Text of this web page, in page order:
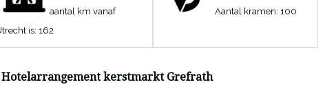
aantal km vanaf
is: 162
Aantal kramen: 100
Hotelarrangement kerstmarkt Grefrath